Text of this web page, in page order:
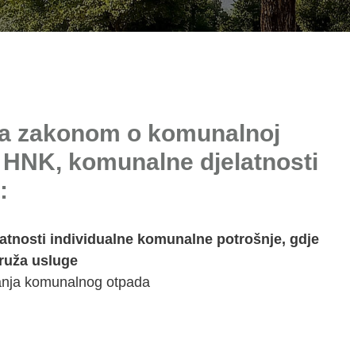
zakonom o komunalnoj
komunalne djelatnosti
individualne komunalne potrošnje, gdje
usluge
komunalnog otpada